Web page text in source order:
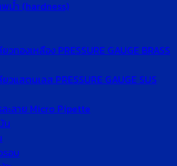
ำ (hardness)
ทองเหลือง PRESSURE GAUGE BRASS
วแสตนเลส PRESSURE GAUGE SUS
ะลาย Micro Pipette
น
รอบ